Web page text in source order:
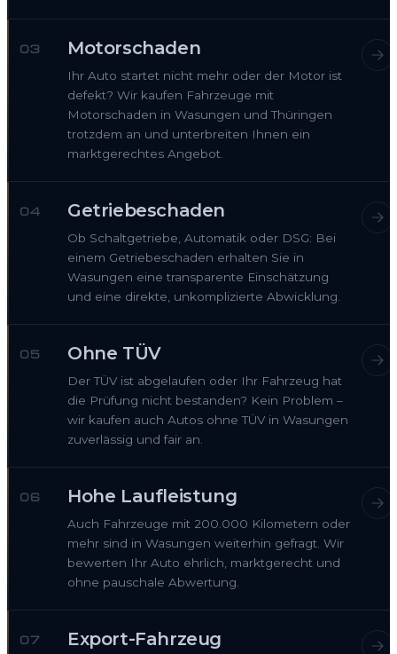
03 Motorschaden
Ihr Auto startet nicht mehr oder der Motor ist
defekt? Wir kaufen Fahrzeuge mit
Motorschaden in Wasungen und Thüringen
trotzdem an und unterbreiten Ihnen ein
marktgerechtes Angebot.
04 Getriebeschaden
Ob Schaltgetriebe, Automatik oder DSG: Bei
einem Getriebeschaden erhalten Sie in
Wasungen eine transparente Einschätzung
und eine direkte, unkomplizierte Abwicklung.
05 Ohne TÜV
Der TÜV ist abgelaufen oder Ihr Fahrzeug hat
die Prüfung nicht bestanden? Kein Problem –
wir kaufen auch Autos ohne TÜV in Wasungen
zuverlässig und fair an.
06 Hohe Laufleistung
Auch Fahrzeuge mit 200.000 Kilometern oder
mehr sind in Wasungen weiterhin gefragt. Wir
bewerten Ihr Auto ehrlich, marktgerecht und
ohne pauschale Abwertung.
07 Export-Fahrzeug